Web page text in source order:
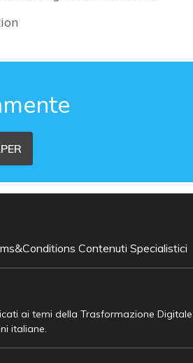
Contenuti Specialistici
ai temi della Trasformazione
italiane.